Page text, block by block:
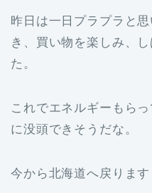
昨日は一日プラプラと
き、買い物を楽しみ、
た。
これでエネルギーもら
に没頭できそうだな。
今から北海道へ戻ります